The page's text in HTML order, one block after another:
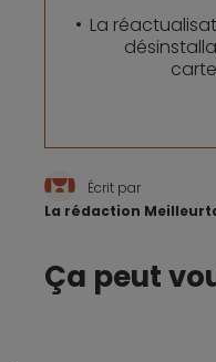
La
Écrit par
La rédaction
Ça peut